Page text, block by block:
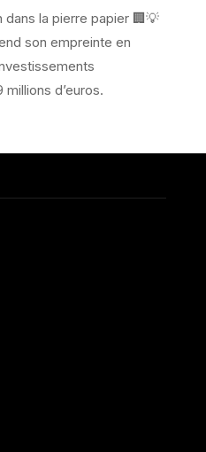
dans la pierre papier 🏢💡
son empreinte en
d’euros.